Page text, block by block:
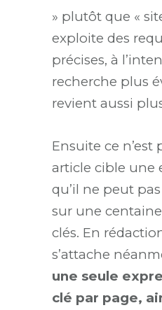
» plutôt que «
exploite des
précises, à
recherche plus
revient aussi
Ensuite ce n’est
article cible une
qu’il ne peut
sur une
clés. En
s’attache
une seule
clé par page,